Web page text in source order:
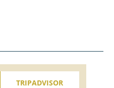
TRIPADVISOR